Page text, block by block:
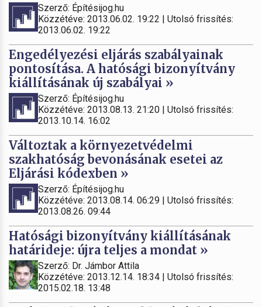
Szerző: Építésijog.hu
Közzétéve: 2013.06.02. 19:22 | Utolsó frissítés:
2013.06.02. 19:22
Engedélyezési eljárás szabályainak
pontosítása. A hatósági bizonyítvány
kiállításának új szabályai »
Szerző: Építésijog.hu
Közzétéve: 2013.08.13. 21:20 | Utolsó frissítés:
2013.10.14. 16:02
Változtak a környezetvédelmi
szakhatóság bevonásának esetei az
Eljárási kódexben »
Szerző: Építésijog.hu
Közzétéve: 2013.08.14. 06:29 | Utolsó frissítés:
2013.08.26. 09:44
Hatósági bizonyítvány kiállításának
határideje: újra teljes a mondat »
Szerző: Dr. Jámbor Attila
Közzétéve: 2013.12.14. 18:34 | Utolsó frissítés:
2015.02.18. 13:48